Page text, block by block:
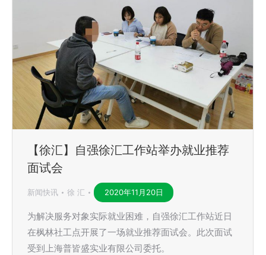
【徐汇】自强徐汇工作站举办就业推荐
面试会
新闻快讯 徐 汇 2020年11月20日
为解决服务对象实际就业困难，自强徐汇工作站近日
在枫林社工点开展了一场就业推荐面试会。此次面试
受到上海普皆盛实业有限公司委托。